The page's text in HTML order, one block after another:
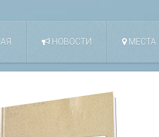
НОВОСТИ МЕСТА